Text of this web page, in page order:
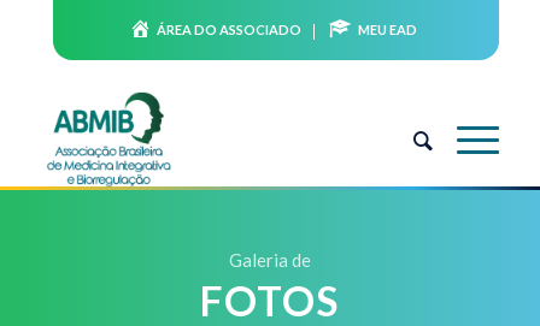
ÁREA DO ASSOCIADO MEU EAD
Galeria de
FOTOS